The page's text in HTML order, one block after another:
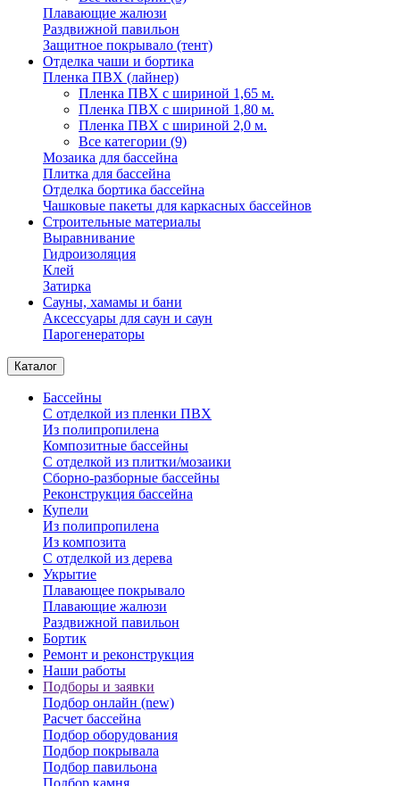
Плавающие жалюзи
Раздвижной павильон
Защитное покрывало (тент)
Отделка чаши и бортика
Пленка ПВХ (лайнер)
Пленка ПВХ с шириной 1,65 м.
Пленка ПВХ с шириной 1,80 м.
Пленка ПВХ с шириной 2,0 м.
Все категории (9)
Мозаика для бассейна
Плитка для бассейна
Отделка бортика бассейна
Чашковые пакеты для каркасных бассейнов
Строительные материалы
Выравнивание
Гидроизоляция
Клей
Затирка
Сауны, хамамы и бани
Аксессуары для саун и саун
Парогенераторы
Каталог
Бассейны
С отделкой из пленки ПВХ
Из полипропилена
Композитные бассейны
С отделкой из плитки/мозаики
Сборно-разборные бассейны
Реконструкция бассейна
Купели
Из полипропилена
Из композита
С отделкой из дерева
Укрытие
Плавающее покрывало
Плавающие жалюзи
Раздвижной павильон
Бортик
Ремонт и реконструкция
Наши работы
Подборы и заявки
Подбор онлайн (new)
Расчет бассейна
Подбор оборудования
Подбор покрывала
Подбор павильона
Подбор камня